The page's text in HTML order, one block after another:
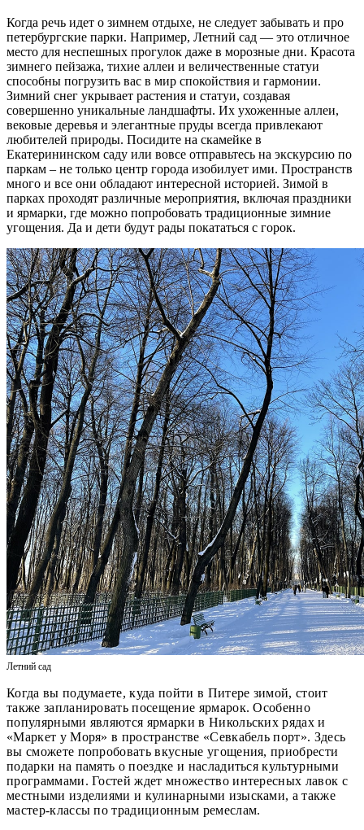
Когда речь идет о зимнем отдыхе, не следует забывать и про
петербургские парки. Например, Летний сад — это отличное
место для неспешных прогулок даже в морозные дни. Красота
зимнего пейзажа, тихие аллеи и величественные статуи
способны погрузить вас в мир спокойствия и гармонии.
Зимний снег укрывает растения и статуи, создавая
совершенно уникальные ландшафты. Их ухоженные аллеи,
вековые деревья и элегантные пруды всегда привлекают
любителей природы. Посидите на скамейке в
Екатерининском саду или вовсе отправьтесь на экскурсию по
паркам – не только центр города изобилует ими. Пространств
много и все они обладают интересной историей. Зимой в
парках проходят различные мероприятия, включая праздники
и ярмарки, где можно попробовать традиционные зимние
угощения. Да и дети будут рады покататься с горок.
Летний сад
Когда вы подумаете, куда пойти в Питере зимой, стоит
также запланировать посещение ярмарок. Особенно
популярными являются ярмарки в Никольских рядах и
«Маркет у Моря» в пространстве «Севкабель порт». Здесь
вы сможете попробовать вкусные угощения, приобрести
подарки на память о поездке и насладиться культурными
программами. Гостей ждет множество интересных лавок с
местными изделиями и кулинарными изысками, а также
мастер-классы по традиционным ремеслам.